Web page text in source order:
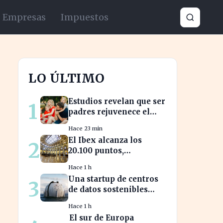
Empresas Impuestos
LO ÚLTIMO
1
Estudios revelan que ser
padres rejuvenece el
salud mental
Hace 23 min
2
El Ibex alcanza los
20.100 puntos,
en el mercado español
Hace 1 h
3
Una startup de centros
de datos sostenibles
valoración de 2.000
millones
Hace 1 h
El sur de Europa